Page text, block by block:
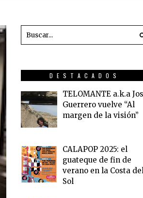
DESTACADOS
TELOMANTE a.k.a
Guerrero vuelve “Al
margen de la visión”
CALAPOP 2025: el
guateque de fin de
verano en la Costa del
Sol